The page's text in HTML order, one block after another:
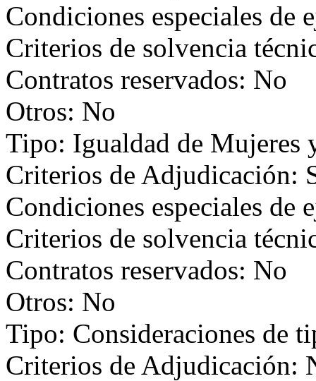
Condiciones especiales de
Criterios de solvencia
Contratos reservados: No
Otros: No
Tipo: Igualdad de Mujeres
Criterios de Adjudicación:
Condiciones especiales de
Criterios de solvencia
Contratos reservados: No
Otros: No
Tipo: Consideraciones de
Criterios de Adjudicación: